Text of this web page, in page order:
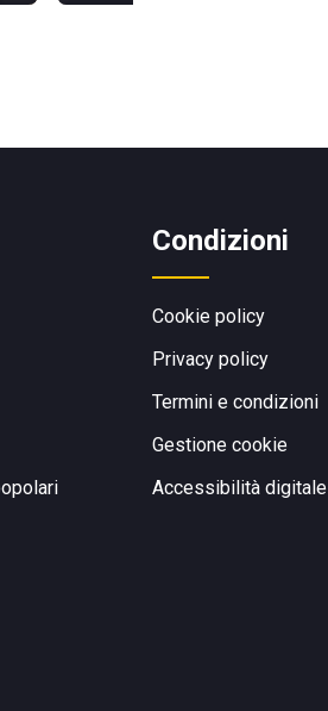
Condizioni
Cookie policy
Privacy policy
Termini e condizioni
Gestione cookie
Accessibilità digitale